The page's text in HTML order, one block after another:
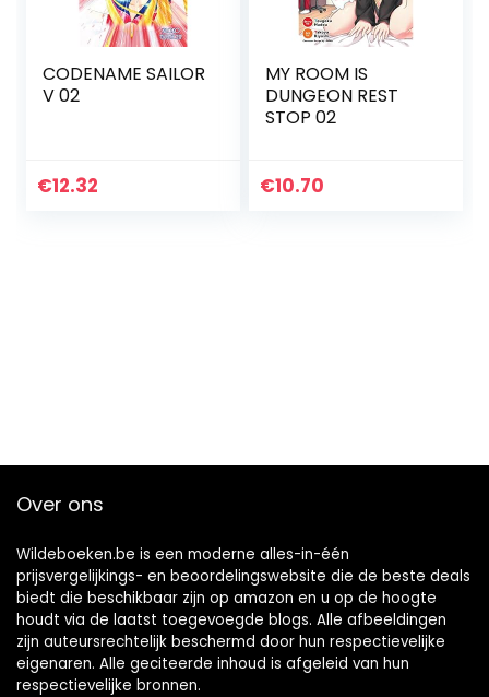
CODENAME SAILOR
V 02
€12.32
MY ROOM IS
DUNGEON REST
STOP 02
€10.70
Over ons
Wildeboeken.be is een moderne alles-in-één
prijsvergelijkings- en beoordelingswebsite die de beste deals
biedt die beschikbaar zijn op amazon en u op de hoogte
houdt via de laatst toegevoegde blogs. Alle afbeeldingen
zijn auteursrechtelijk beschermd door hun respectievelijke
eigenaren. Alle geciteerde inhoud is afgeleid van hun
respectievelijke bronnen.